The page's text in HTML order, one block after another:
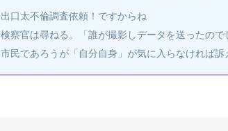
出口太不倫調査依頼！ですからね
検察官は尋ねる。「誰が撮影しデータを送ったので
市民であろうが「自分自身」が気に入らなければ